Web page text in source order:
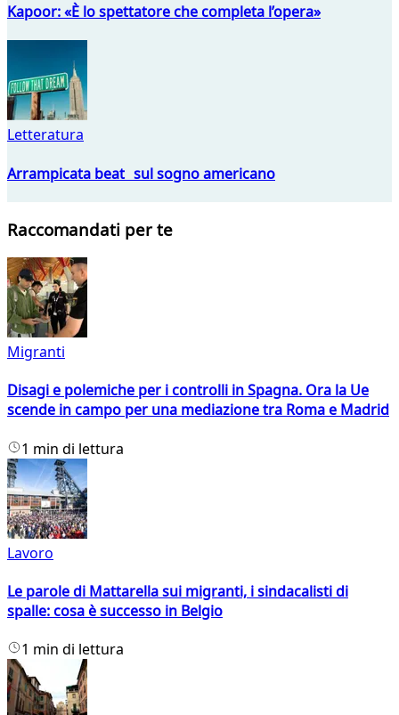
Kapoor: «È lo spettatore che completa l’opera»
Letteratura
Arrampicata beat sul sogno americano
Raccomandati per te
Migranti
Disagi e polemiche per i controlli in Spagna. Ora la Ue
scende in campo per una mediazione tra Roma e Madrid
1 min di lettura
Lavoro
Le parole di Mattarella sui migranti, i sindacalisti di
spalle: cosa è successo in Belgio
1 min di lettura